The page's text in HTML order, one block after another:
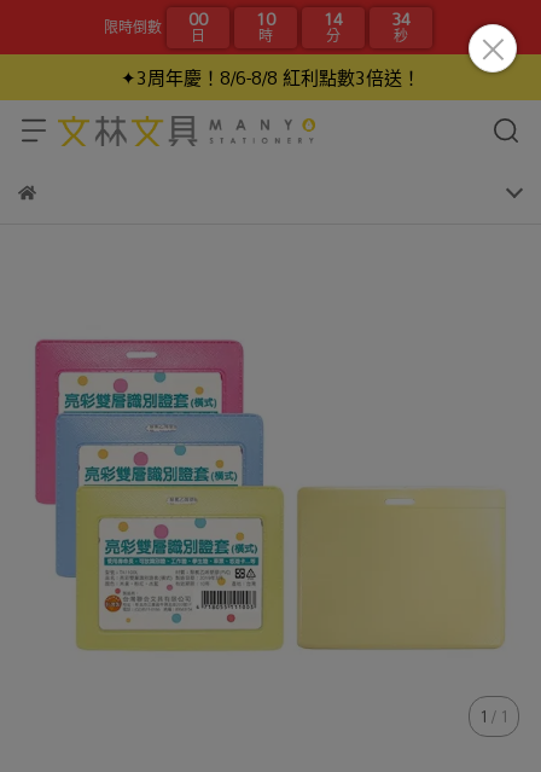
限時倒數 00
日 10
時 14
分 34
秒
✦3周年慶！8/6-8/8 紅利點數3倍送！
1/1